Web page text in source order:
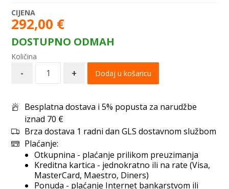
292,00 €
DOSTUPNO ODMAH
- + Dodaj u košaricu
Besplatna dostava i 5% popusta za narudžbe
iznad 70 €
Brza dostava 1 radni dan GLS dostavnom službom
Plaćanje:
Otkupnina - plaćanje prilikom preuzimanja
Kreditna kartica - jednokratno ili na rate (Visa,
MasterCard, Maestro, Diners)
Ponuda - plaćanje Internet bankarstvom ili